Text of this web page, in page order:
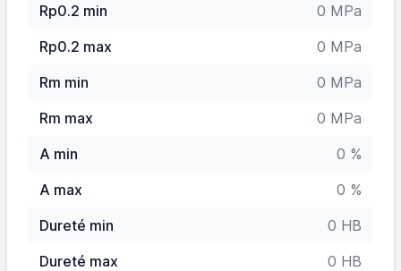
Rp0.2 min
0 MPa
Rp0.2 max
0 MPa
Rm min
0 MPa
Rm max
0 MPa
A min
0 %
A max
0 %
Dureté min
0 HB
Dureté max
0 HB